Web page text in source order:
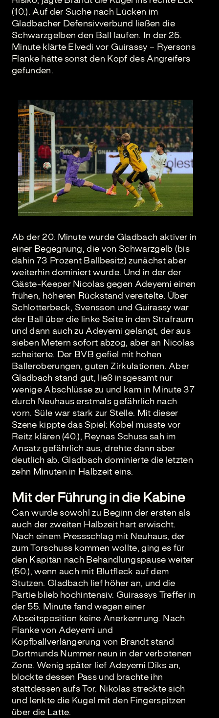
(10.). Auf der Suche nach Lücken im
Gladbacher Defensivverbund ließen die
Schwarzgelben den Ball laufen. In der 25.
Minute klärte Elvedi vor Guirassy – Ryersons
Flanke hätte sonst den Kopf des Angreifers
gefunden.
Ab der 20. Minute wurde Gladbach aktiver in
einer Begegnung, die von Schwarzgelb (bis
dahin 73 Prozent Ballbesitz) zunächst aber
weiterhin dominiert wurde. Und in der der
Gäste-Keeper Nicolas gegen Adeyemi einen
frühen, höheren Rückstand vereitelte. Über
Schlotterbeck, Svensson und Guirassy war
der Ball über die linke Seite in den Strafraum
und dann auch zu Adeyemi gelangt, der aus
sieben Metern sofort abzog, aber an Nicolas
scheiterte. Der BVB gefiel mit hohen
Balleroberungen, guten Zirkulationen. Aber
Gladbach stand gut, ließ insgesamt nur
wenige Abschlüsse zu und kam in Minute 37
durch Neuhaus erstmals gefährlich nach
vorn. Süle war stark zur Stelle. Mit dieser
Szene kippte das Spiel: Kobel musste vor
Reitz klären (40.), Reynas Schuss sah im
Ansatz gefährlich aus, drehte dann aber
deutlich ab. Gladbach dominierte die letzten
zehn Minuten in Halbzeit eins.
Mit der Führung in die Kabine
Can wurde sowohl zu Beginn der ersten als
auch der zweiten Halbzeit hart erwischt.
Nach einem Pressschlag mit Neuhaus, der
zum Torschuss kommen wollte, ging es für
den Kapitän nach Behandlungspause weiter
(50.), wenn auch mit Blutfleck auf dem
Stutzen. Gladbach lief höher an, und die
Partie blieb hochintensiv. Guirassys Treffer in
der 55. Minute fand wegen einer
Abseitsposition keine Anerkennung. Nach
Flanke von Adeyemi und
Kopfballverlängerung von Brandt stand
Dortmunds Nummer neun in der verbotenen
Zone. Wenig später lief Adeyemi Diks an,
blockte dessen Pass und brachte ihn
stattdessen aufs Tor. Nikolas streckte sich
und lenkte die Kugel mit den Fingerspitzen
über die Latte.